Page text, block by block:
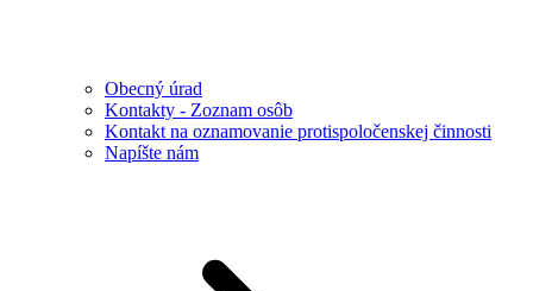
Obecný úrad
Kontakty - Zoznam osôb
Kontakt na oznamovanie protispoločenskej činnosti
Napíšte nám